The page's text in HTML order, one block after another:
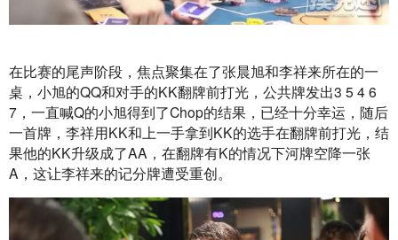
在比赛的尾声阶段，焦点聚集在了张晨旭和李祥来所在的一
桌，小旭的QQ和对手的KK翻牌前打光，公共牌发出3 5 4 6
7，一直喊Q的小旭得到了Chop的结果，已经十分幸运，随后
一首牌，李祥用KK和上一手拿到KK的选手在翻牌前打光，结
果他的KK升级成了AA，在翻牌有K的情况下河牌空降一张
A，这让李祥来的记分牌遭受重创。